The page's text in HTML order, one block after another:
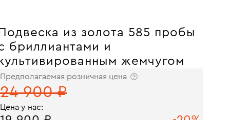
Подвеска из золота 585 пробы
бриллиантами и
жемчугом
Предполагаемая розничная цена
24 900 ₽
Цена у нас: